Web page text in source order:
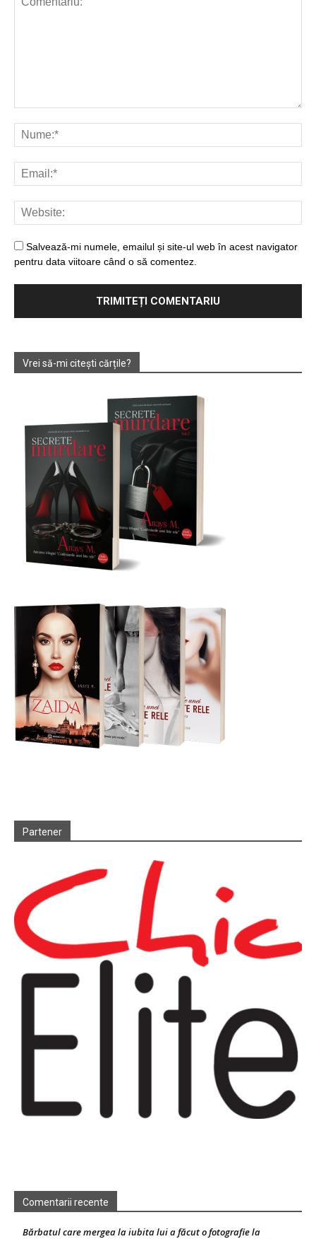
Salvează-mi numele, emailul și site-ul web în acest navigator
pentru data viitoare când o să comentez.
Vrei să-mi citești cărțile?
Partener
Comentarii recente
Bărbatul care mergea la iubita lui a făcut o fotografie la